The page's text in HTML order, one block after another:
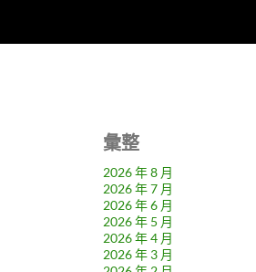
彙整
2026 年 8 月
2026 年 7 月
2026 年 6 月
2026 年 5 月
2026 年 4 月
2026 年 3 月